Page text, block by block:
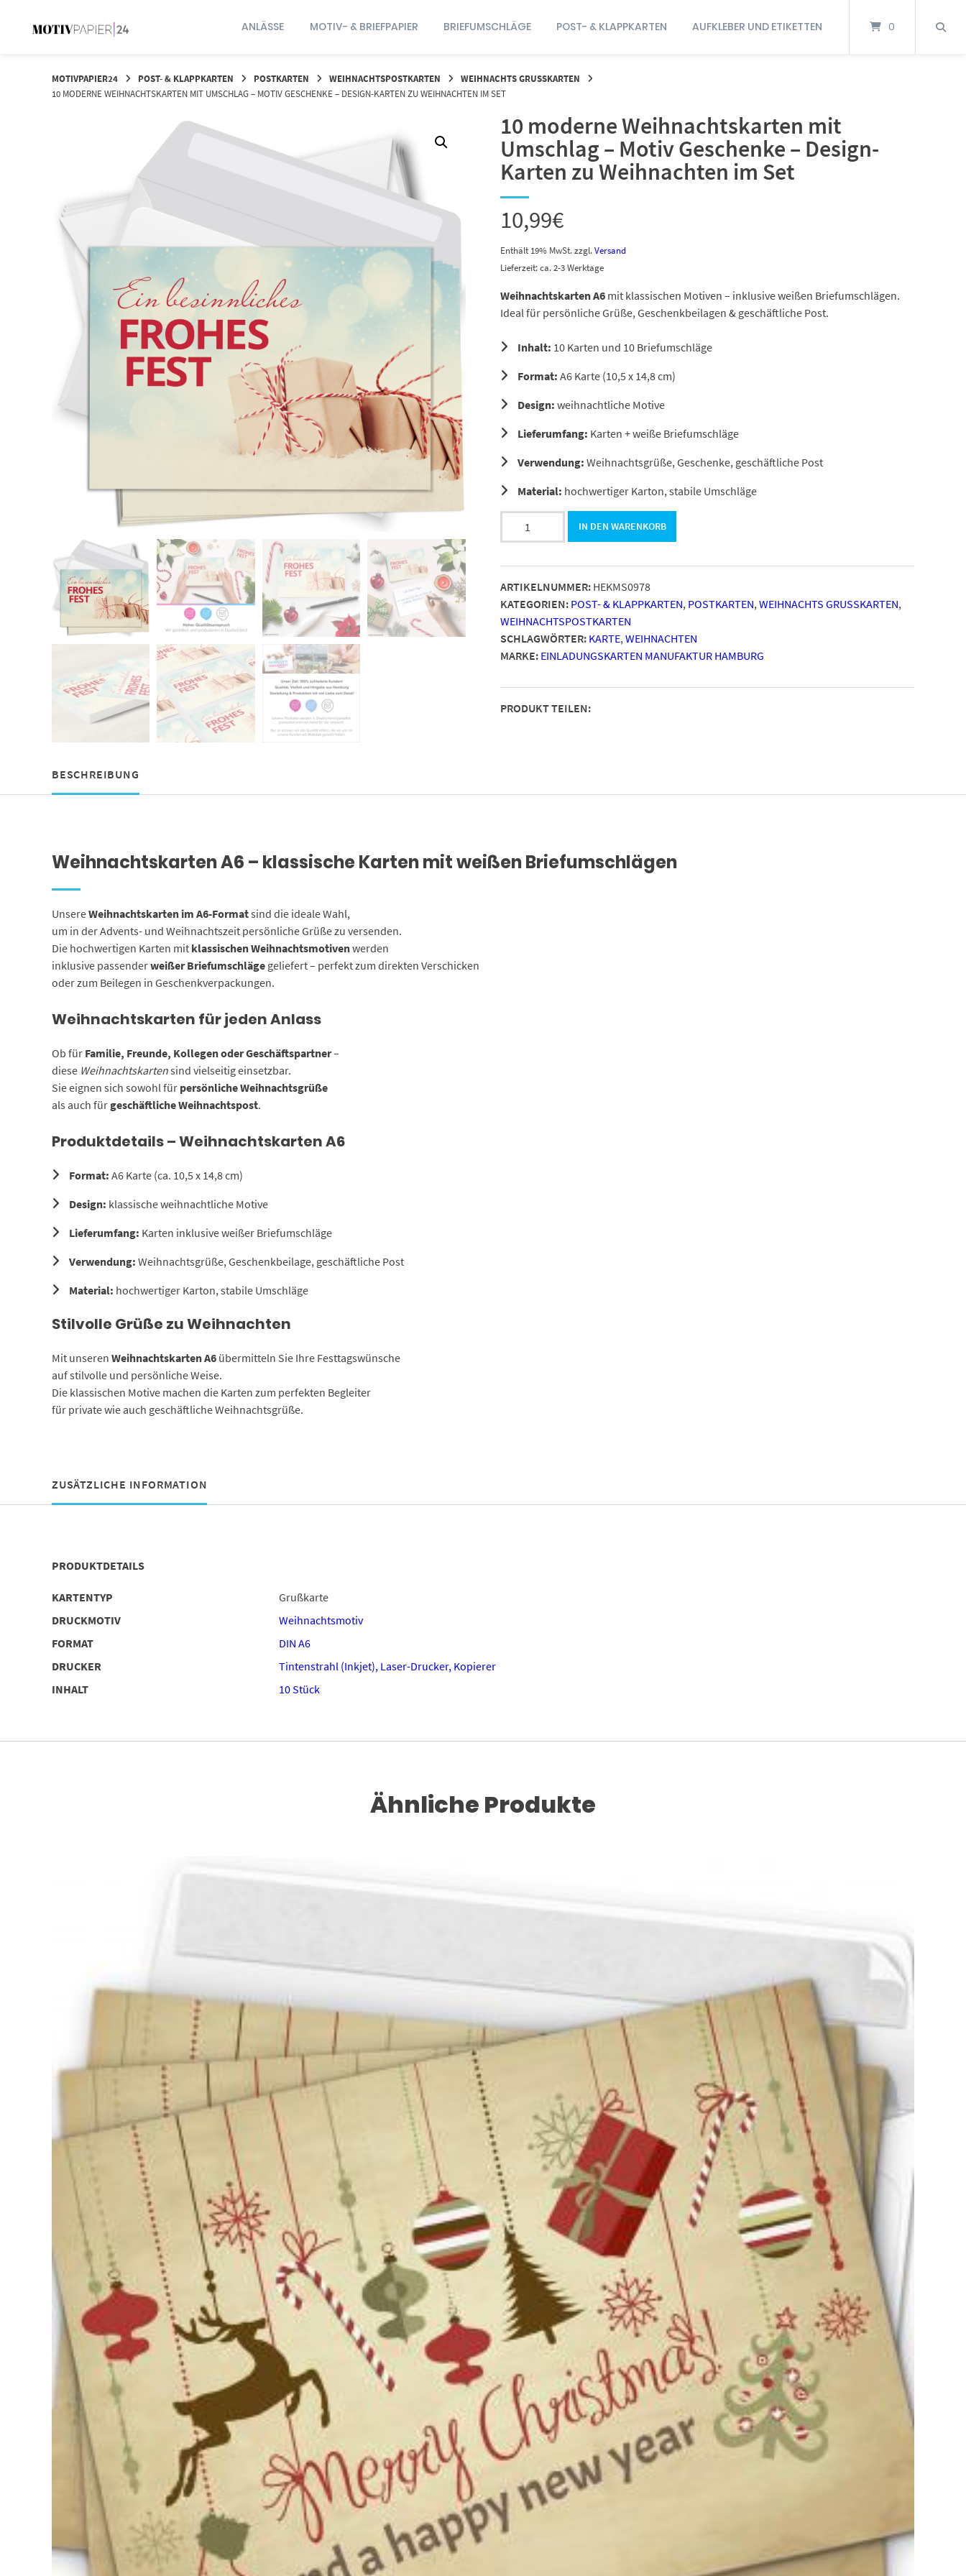
ANLÄSSE MOTIV- & BRIEFPAPIER BRIEFUMSCHLÄGE POST- & KLAPPKARTEN AUFKLEBER UND ETIKETTEN 0
MOTIVPAPIER24 POST- & KLAPPKARTEN POSTKARTEN WEIHNACHTSPOSTKARTEN
WEIHNACHTS GRUSSKARTEN
10 MODERNE WEIHNACHTSKARTEN MIT UMSCHLAG – MOTIV GESCHENKE – DESIGN-KARTEN ZU WEIHNACHTEN IM SET
10 moderne Weihnachtskarten mit
Umschlag – Motiv Geschenke – Design-
Karten zu Weihnachten im Set
10,99€
Enthält 19% MwSt.zzgl.Versand
Lieferzeit: ca. 2-3 Werktage
Weihnachtskarten A6 mit klassischen Motiven – inklusive weißen Briefumschlägen.
Ideal für persönliche Grüße, Geschenkbeilagen & geschäftliche Post.
Inhalt: 10 Karten und 10 Briefumschläge
Format: A6 Karte (10,5 x 14,8 cm)
Design: weihnachtliche Motive
Lieferumfang: Karten + weiße Briefumschläge
Verwendung: Weihnachtsgrüße, Geschenke, geschäftliche Post
Material: hochwertiger Karton, stabile Umschläge
moderne
mit
Umschlag
-
Motiv
Geschenke
-
Karten
zu
IN DEN WARENKORB
ARTIKELNUMMER: HEKMS0978
KATEGORIEN: POST- & KLAPPKARTEN, POSTKARTEN, WEIHNACHTS GRUSSKARTEN ,
WEIHNACHTSPOSTKARTEN
SCHLAGWÖRTER: KARTE, WEIHNACHTEN
MARKE: EINLADUNGSKARTEN MANUFAKTUR HAMBURG
PRODUKT TEILEN:
BESCHREIBUNG
Weihnachtskarten A6 – klassische Karten mit weißen Briefumschlägen
UnsereWeihnachtskarten im A6-Formatsind die ideale Wahl,
um in der Advents- und Weihnachtszeit persönliche Grüße zu versenden.
Die hochwertigen Karten mit klassischen Weihnachtsmotivenwerden
inklusive passenderweißer Briefumschlägegeliefert – perfekt zum direkten Verschicken
oder zum Beilegen in Geschenkverpackungen.
Weihnachtskarten für jeden Anlass
Ob für Familie, Freunde, Kollegen oder Geschäftspartner–
diese Weihnachtskartensind vielseitig einsetzbar.
Sie eignen sich sowohl für persönliche Weihnachtsgrüße
als auch fürgeschäftliche Weihnachtspost.
Produktdetails – Weihnachtskarten A6
Format: A6 Karte (ca. 10,5 x 14,8 cm)
Design: klassische weihnachtliche Motive
Lieferumfang: Karten inklusive weißer Briefumschläge
Verwendung: Weihnachtsgrüße, Geschenkbeilage, geschäftliche Post
Material: hochwertiger Karton, stabile Umschläge
Stilvolle Grüße zu Weihnachten
Mit unseren Weihnachtskarten A6übermitteln Sie Ihre Festtagswünsche
auf stilvolle und persönliche Weise.
Die klassischen Motive machen die Karten zum perfekten Begleiter
für private wie auch geschäftliche Weihnachtsgrüße.
ZUSÄTZLICHE INFORMATION
PRODUKTDETAILS
KARTENTYP
Grußkarte
DRUCKMOTIV
Weihnachtsmotiv
FORMAT
DIN A6
DRUCKER
Tintenstrahl (Inkjet), Laser-Drucker, Kopierer
INHALT
10 Stück
Ähnliche Produkte